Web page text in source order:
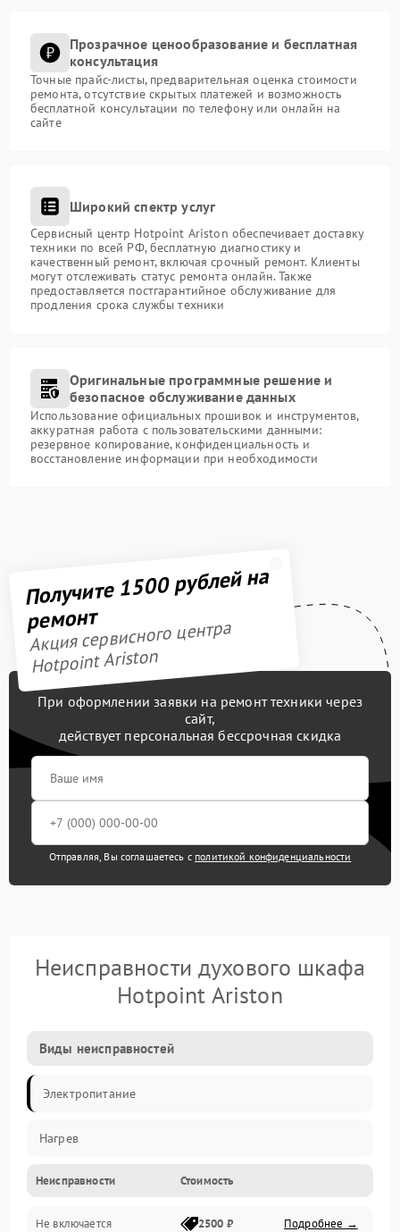
Прозрачное ценообразование и бесплатная
консультация
Точные прайс-листы, предварительная оценка стоимости
ремонта, отсутствие скрытых платежей и возможность
бесплатной консультации по телефону или онлайн на
сайте
Широкий спектр услуг
Сервисный центр Hotpoint Ariston обеспечивает доставку
техники по всей РФ, бесплатную диагностику и
качественный ремонт, включая срочный ремонт. Клиенты
могут отслеживать статус ремонта онлайн. Также
предоставляется постгарантийное обслуживание для
продления срока службы техники
Оригинальные программные решение и
безопасное обслуживание данных
Использование официальных прошивок и инструментов,
аккуратная работа с пользовательскими данными:
резервное копирование, конфиденциальность и
восстановление информации при необходимости
Получите 1500 рублей на
ремонт
Акция сервисного центра
Hotpoint Ariston
При оформлении заявки на ремонт техники через
сайт,
действует персональная бессрочная скидка
Отправляя, Вы соглашаетесь с политикой конфиденциальности
Неисправности духового шкафа
Hotpoint Ariston
Виды неисправностей
Электропитание
Нагрев
Неисправности Стоимость
Не включается 2500 ₽ Подробнее →